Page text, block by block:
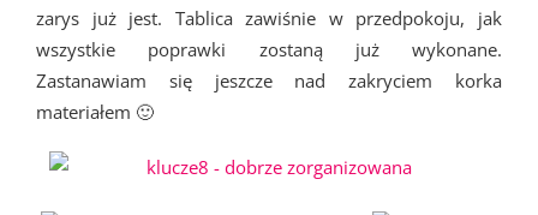
zarys już jest. Tablica zawiśnie w przedpokoju, jak
wszystkie poprawki zostaną już wykonane.
Zastanawiam się jeszcze nad zakryciem korka
materiałem 🙂